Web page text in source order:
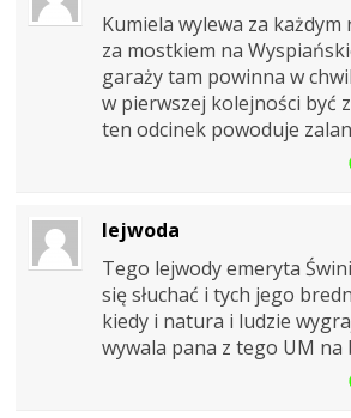
Kumiela wylewa za
za mostkiem na
garaży tam powinna w
w pierwszej kolejności być
ten odcinek powoduje
lejwoda
Tego lejwody emeryta
się słuchać i tych jego
kiedy i natura i ludzie
wywala pana z tego UM na